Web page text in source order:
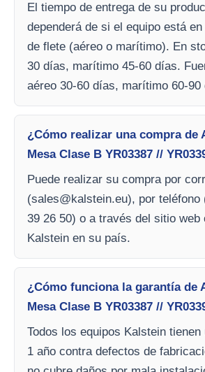
El tiempo de entrega de su
dependerá de si el equipo está
de flete (aéreo o marítimo). En
30 días, marítimo 45-60 días.
aéreo 30-60 días, marítimo 60-90
¿Cómo realizar una compra de
Mesa Clase B YR03387 //
Puede realizar su compra por
(sales@kalstein.eu), por teléfono
39 26 50) o a través del sitio web
Kalstein en su país.
¿Cómo funciona la garantía de
Mesa Clase B YR03387 //
Todos los equipos Kalstein
1 año contra defectos de